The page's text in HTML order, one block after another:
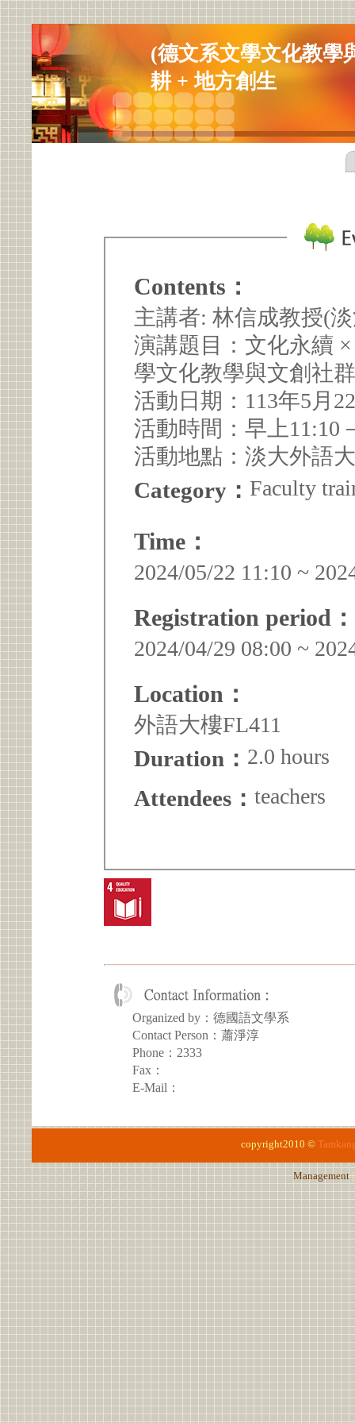
(德文系文學文化教學
耕 + 地方創生
Contents：
主講者: 林信成教授(
演講題目：文化永續
學文化教學與文創社
活動日期：113年5月
活動時間：早上11:10
活動地點：淡大外語
Category： Faculty
Time：
2024/05/22 11:10 ~
Registration period：
2024/04/29 08:00 ~
Location：
外語大樓FL411
Duration： 2.0 hours
Attendees： teachers
Organized by：德國語文學系
Contact Person：蕭淨淳
Phone：2333
Fax：
E-Mail：
copyright2010 ©
Management